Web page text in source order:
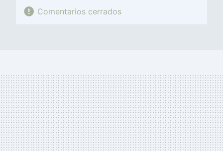
Comentarios cerrados